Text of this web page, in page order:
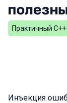
Практичный С++
Инъекция